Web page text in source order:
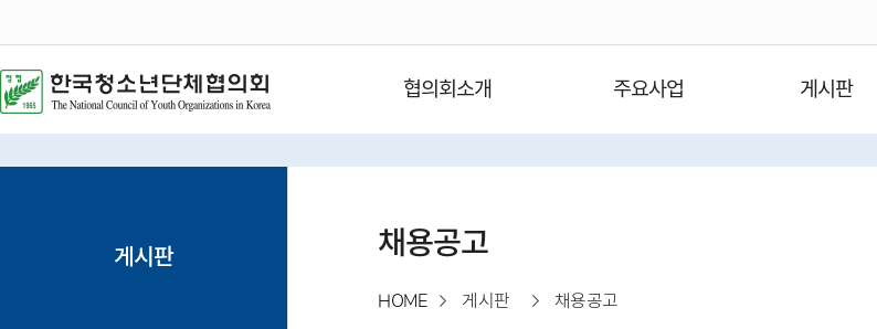
협의회소개 주요사업 게시판
게시판 채용공고
HOME 게시판 채용공고